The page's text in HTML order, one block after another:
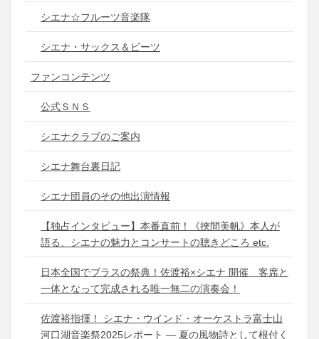
シエナ☆フルーツ音楽隊
シエナ・サックス＆ビーツ
ファンコンテンツ
公式ＳＮＳ
シエナクラブのご案内
シエナ舞台裏日記
シエナ団員のその他出演情報
【独占インタビュー】本番直前！《挾間美帆》本人が
語る、シエナの魅力とコンサートの聴きどころ etc.
日本全国でブラスの祭典！佐渡裕×シエナ 開催 客席と
一体となって完成される唯一無二の演奏会！
佐渡裕指揮！ シエナ・ウインド・オーケストラ富士山
河口湖音楽祭2025レポート ― 夏の風物詩として根付く